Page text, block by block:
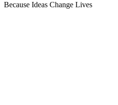
Because Ideas Change Lives